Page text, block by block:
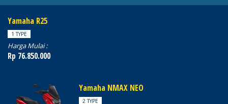
Yamaha R25
1 TYPE
Harga Mulai :
Rp 76.850.000
Yamaha NMAX NEO
2 TYPE